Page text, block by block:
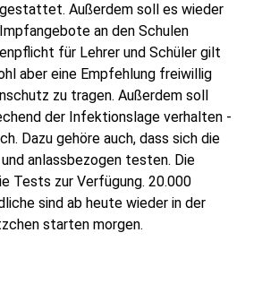
Außerdem soll es wieder
an den Schulen
für Lehrer und Schüler gilt
aber eine Empfehlung freiwillig
zu tragen. Außerdem soll
der Infektionslage verhalten -
Dazu gehöre auch, dass sich die
anlassbezogen testen. Die
Tests zur Verfügung. 20.000
sind ab heute wieder in der
starten morgen.